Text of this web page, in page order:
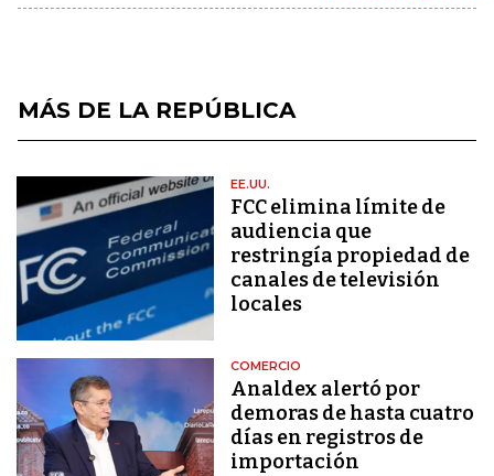
MÁS DE LA REPÚBLICA
EE.UU.
FCC elimina límite de
audiencia que
restringía propiedad de
canales de televisión
locales
COMERCIO
Analdex alertó por
demoras de hasta cuatro
días en registros de
importación